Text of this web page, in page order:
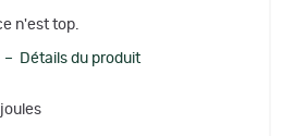
n'est top.
Détails du produit